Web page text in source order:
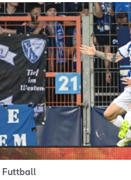
Futtball